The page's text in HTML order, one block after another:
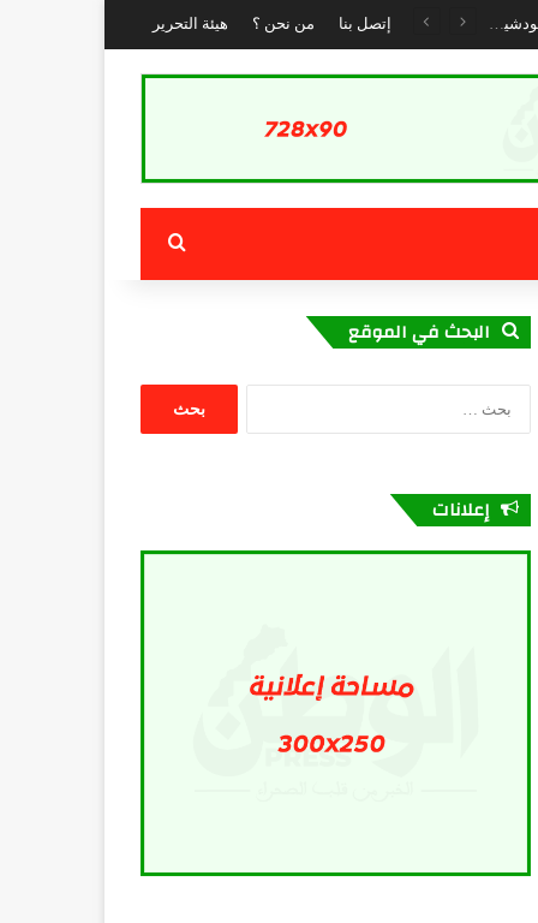
الطريقة القادرية البودشيشية تحيي الذكرى الأولى لانتقال القطب الرباني مولاي جمال الدين القادري البودشيشي بمداغ إتصل بنا من نحن ؟ هيئة التحرير
بحث عن
البحث في الموقع
إعلانات